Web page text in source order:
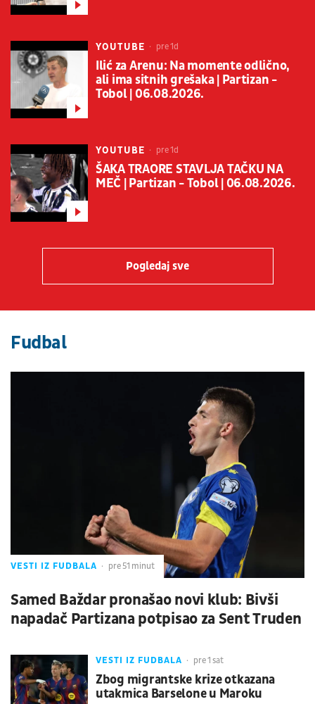
YOUTUBE pre 1d
Ilić za Arenu: Na momente odlično,
ali ima sitnih grešaka | Partizan -
Tobol | 06.08.2026.
YOUTUBE pre 1d
ŠAKA TRAORE STAVLJA TAČKU NA
MEČ | Partizan - Tobol | 06.08.2026.
Pogledaj sve
Fudbal
VESTI IZ FUDBALA pre 51 minut
Samed Baždar pronašao novi klub: Bivši
napadač Partizana potpisao za Sent Truden
VESTI IZ FUDBALA pre 1 sat
Zbog migrantske krize otkazana
utakmica Barselone u Maroku